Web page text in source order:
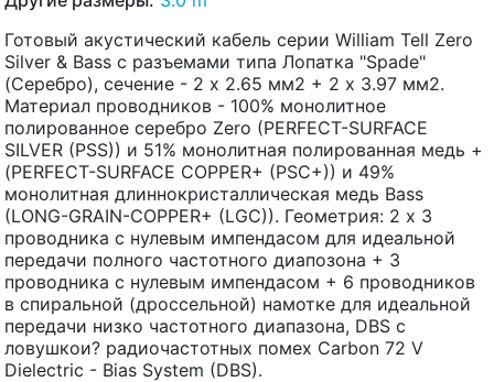
Готовый акустический кабель серии William Tell Zero
Silver & Bass с разъемами типа Лопатка "Spade"
(Серебро), сечение - 2 x 2.65 мм2 + 2 x 3.97 мм2.
Материал проводников - 100% монолитное
полированное серебро Zero (PERFECT-SURFACE
SILVER (PSS)) и 51% монолитная полированная медь +
(PERFECT-SURFACE COPPER+ (PSC+)) и 49%
монолитная длиннокристаллическая медь Bass
(LONG-GRAIN-COPPER+ (LGC)). Геометрия: 2 х 3
проводника с нулевым импендасом для идеальной
передачи полного частотного диапозона + 3
проводника с нулевым импендасом + 6 проводников
в спиральной (дроссельной) намотке для идеальной
передачи низко частотного диапазона, DBS с
ловушкои? радиочастотных помех Carbon 72 V
Dielectric - Bias System (DBS).